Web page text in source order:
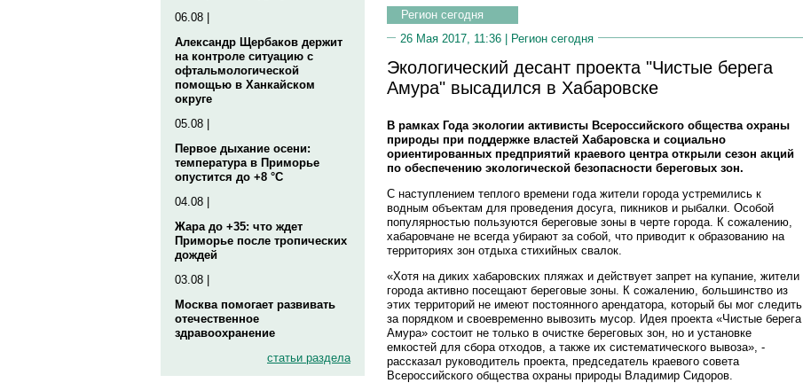
06.08 |
Александр Щербаков держит
на контроле ситуацию с
офтальмологической
помощью в Ханкайском
округе
05.08 |
Первое дыхание осени:
температура в Приморье
опустится до +8 °C
04.08 |
Жара до +35: что ждет
Приморье после тропических
дождей
03.08 |
Москва помогает развивать
отечественное
здравоохранение
статьи раздела
Регион сегодня
26 Мая 2017, 11:36 | Регион сегодня
Экологический десант проекта "Чистые берега
Амура" высадился в Хабаровске
В рамках Года экологии активисты Всероссийского общества охраны
природы при поддержке властей Хабаровска и социально
ориентированных предприятий краевого центра открыли сезон акций
по обеспечению экологической безопасности береговых зон.
С наступлением теплого времени года жители города устремились к
водным объектам для проведения досуга, пикников и рыбалки. Особой
популярностью пользуются береговые зоны в черте города. К сожалению,
хабаровчане не всегда убирают за собой, что приводит к образованию на
территориях зон отдыха стихийных свалок.
«Хотя на диких хабаровских пляжах и действует запрет на купание, жители
города активно посещают береговые зоны. К сожалению, большинство из
этих территорий не имеют постоянного арендатора, который бы мог следить
за порядком и своевременно вывозить мусор. Идея проекта «Чистые берега
Амура» состоит не только в очистке береговых зон, но и установке
емкостей для сбора отходов, а также их систематического вывоза», -
рассказал руководитель проекта, председатель краевого совета
Всероссийского общества охраны природы Владимир Сидоров.